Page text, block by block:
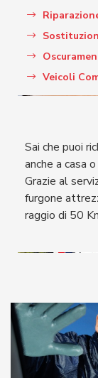
Veicoli
Sai che puoi
anche a casa
Grazie al
furgone
raggio di 50